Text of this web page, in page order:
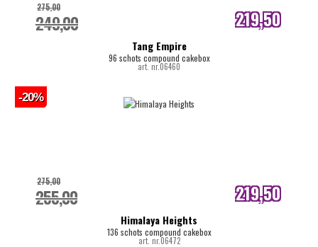
Tang Empire
96 schots compound cakebox
art. nr.06460
249,00
275,00 219,50
internetprijs
Himalaya Heights
136 schots compound cakebox
art. nr.06472
255,00
275,00 219,50
internetprijs
-20%